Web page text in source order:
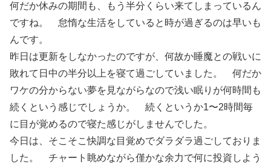
何だか休みの期間も、もう半分くらい来てしまっているん
ですね。 怠惰な生活をしていると時が過ぎるのは早いも
んです。
昨日は更新をしなかったのですが、何故か睡魔との戦いに
敗れて日中の半分以上を寝て過ごしていました。 何だか
ワケの分からない夢を見ながらなので浅い眠りが何時間も
続くという感じでしょうか。 続くというか1〜2時間毎
に目が覚めるので寝た感じがしませんでした。
今日は、そこそこ快調な目覚めでダラダラ過ごしておりま
した。 チャート眺めながら僅かな余力で何に投資しよう